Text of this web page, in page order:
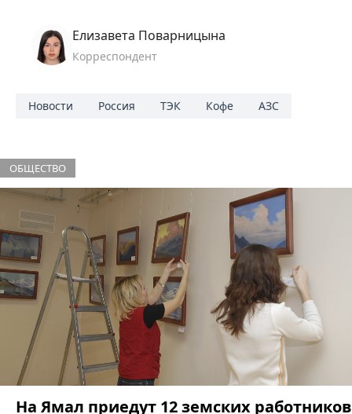
Елизавета Поварницына
Корреспондент
Новости Россия ТЭК Кофе АЗС
ОБЩЕСТВО
На Ямал приедут 12 земских работников